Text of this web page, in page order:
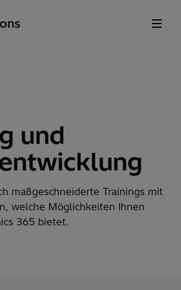
und
maßgeschneiderte Trainings mit
welche Möglichkeiten Ihnen
365 bietet.